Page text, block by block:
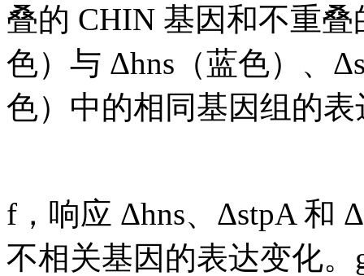
叠的 CHIN 基因和不重
色）与 Δhns（蓝色）、
色）中的相同基因组的
f，响应 Δhns、ΔstpA 和
不相关基因的表达变化